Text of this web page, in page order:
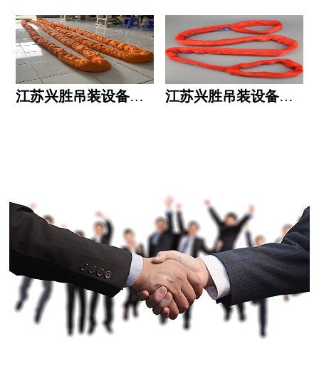
江苏兴胜吊装设备有限公司五大透明 江苏兴胜吊装设备有限公司运作模式